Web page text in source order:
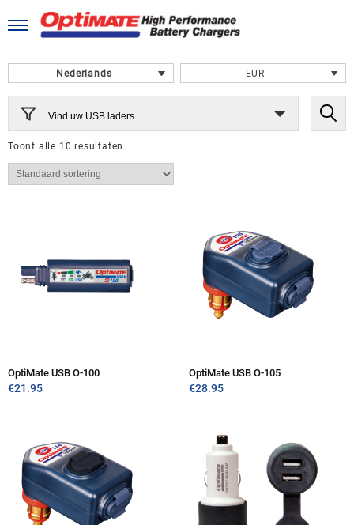
naar
Nederlands
EUR
Vind uw USB laders
Toont alle 10 resultaten
OptiMate USB O-100
€21.95
OptiMate USB O-105
€28.95